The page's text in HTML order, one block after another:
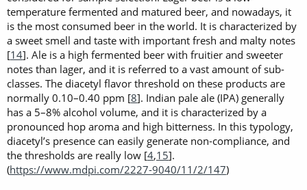
temperature fermented and matured beer, and nowadays, it
is the most consumed beer in the world. It is characterized by
a sweet smell and taste with important fresh and malty notes
[14]. Ale is a high fermented beer with fruitier and sweeter
notes than lager, and it is referred to a vast amount of sub-
classes. The diacetyl flavor threshold on these products are
normally 0.10–0.40 ppm [8]. Indian pale ale (IPA) generally
has a 5–8% alcohol volume, and it is characterized by a
pronounced hop aroma and high bitterness. In this typology,
diacetyl’s presence can easily generate non-compliance, and
the thresholds are really low [4,15].
(https://www.mdpi.com/2227-9040/11/2/147)